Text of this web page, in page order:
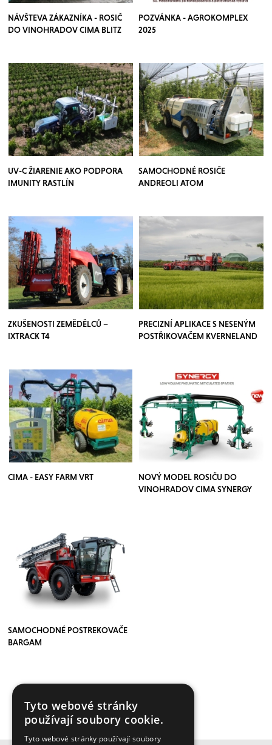
NÁVŠTEVA ZÁKAZNÍKA - ROSIČ
DO VINOHRADOV CIMA BLITZ
POZVÁNKA - AGROKOMPLEX
2025
UV-C ŽIARENIE AKO PODPORA
IMUNITY RASTLÍN
SAMOCHODNÉ ROSIČE
ANDREOLI ATOM
ZKUŠENOSTI ZEMĚDĚLCŮ –
IXTRACK T4
PRECIZNÍ APLIKACE S NESENÝM
POSTŘIKOVAČEM KVERNELAND
CIMA - EASY FARM VRT
NOVÝ MODEL ROSIČU DO
VINOHRADOV CIMA SYNERGY
SAMOCHODNÉ POSTREKOVAČE
BARGAM
VÍCE ČLÁNKŮ ZDE
Tyto webové stránky
používají soubory cookie.
Tyto webové stránky používají soubory